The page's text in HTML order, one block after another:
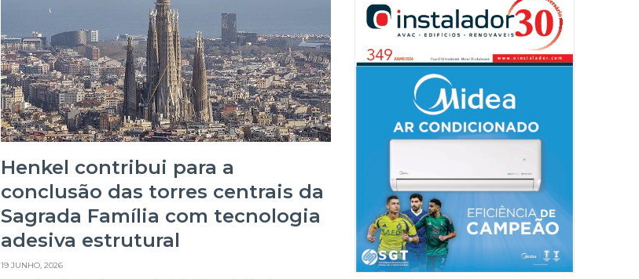
Henkel contribui para a
conclusão das torres centrais da
Sagrada Família com tecnologia
adesiva estrutural
19 JUNHO, 2026